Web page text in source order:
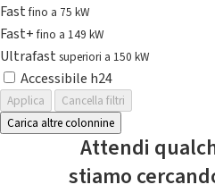
Fastfino a 75 kW
Fast+fino a 149 kW
Ultrafast superiori a 150 kW
Accessibile h24
Applica
Cancella filtri
Carica altre colonnine
Attendi
stiamo